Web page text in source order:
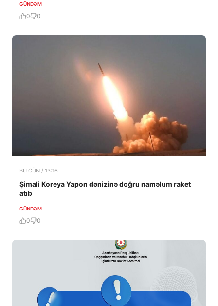
GÜNDƏM
0 0
BU GÜN / 13:16
Şimali Koreya Yapon dənizinə doğru naməlum raket
atıb
GÜNDƏM
0 0